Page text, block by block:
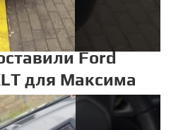
Ford
для Максима